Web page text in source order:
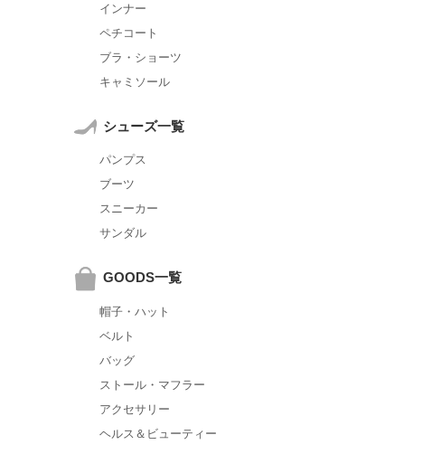
インナー
ペチコート
ブラ・ショーツ
キャミソール
シューズ一覧
パンプス
ブーツ
スニーカー
サンダル
GOODS一覧
帽子・ハット
ベルト
バッグ
ストール・マフラー
アクセサリー
ヘルス＆ビューティー